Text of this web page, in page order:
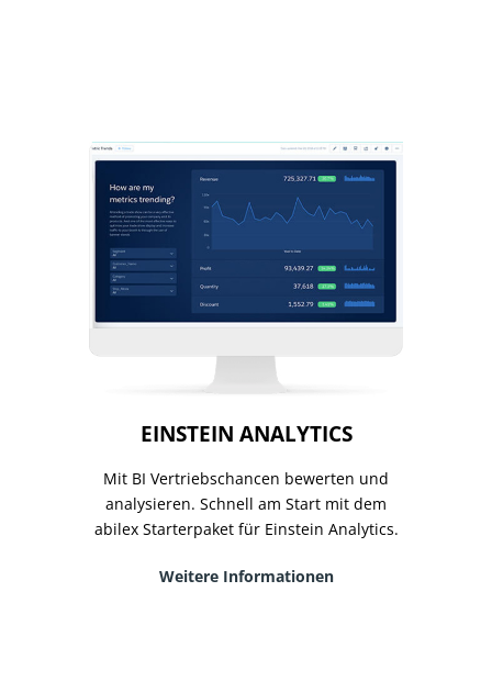
EINSTEIN ANALYTICS
Mit BI Vertriebschancen bewerten und
analysieren. Schnell am Start mit dem
abilex Starterpaket für Einstein Analytics.
Weitere Informationen